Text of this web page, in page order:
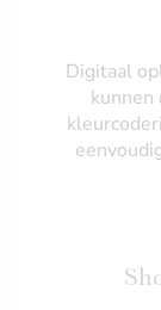
Digitaal
kunnen